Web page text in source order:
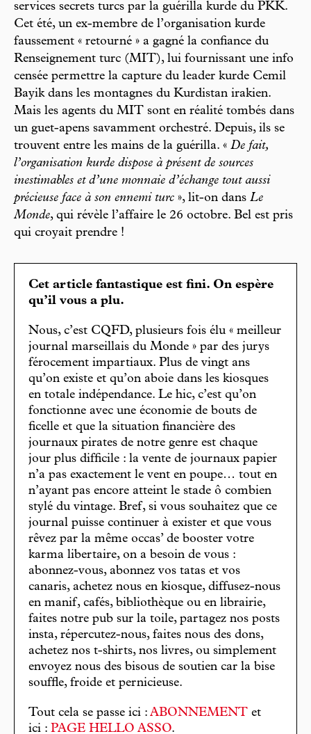
services secrets turcs par la guérilla kurde du PKK.
Cet été, un ex-membre de l’organisation kurde
faussement « retourné » a gagné la confiance du
Renseignement turc (MIT), lui fournissant une info
censée permettre la capture du leader kurde Cemil
Bayik dans les montagnes du Kurdistan irakien.
Mais les agents du MIT sont en réalité tombés dans
un guet-apens savamment orchestré. Depuis, ils se
trouvent entre les mains de la guérilla. « De fait,
l’organisation kurde dispose à présent de sources
inestimables et d’une monnaie d’échange tout aussi
précieuse face à son ennemi turc », lit-on dans Le
Monde, qui révèle l’affaire le 26 octobre. Bel est pris
qui croyait prendre !
Cet article fantastique est fini. On espère
qu’il vous a plu.
Nous, c’est CQFD, plusieurs fois élu « meilleur
journal marseillais du Monde » par des jurys
férocement impartiaux. Plus de vingt ans
qu’on existe et qu’on aboie dans les kiosques
en totale indépendance. Le hic, c’est qu’on
fonctionne avec une économie de bouts de
ficelle et que la situation financière des
journaux pirates de notre genre est chaque
jour plus difficile : la vente de journaux papier
n’a pas exactement le vent en poupe… tout en
n’ayant pas encore atteint le stade ô combien
stylé du vintage. Bref, si vous souhaitez que ce
journal puisse continuer à exister et que vous
rêvez par la même occas’ de booster votre
karma libertaire, on a besoin de vous :
abonnez-vous, abonnez vos tatas et vos
canaris, achetez nous en kiosque, diffusez-nous
en manif, cafés, bibliothèque ou en librairie,
faites notre pub sur la toile, partagez nos posts
insta, répercutez-nous, faites nous des dons,
achetez nos t-shirts, nos livres, ou simplement
envoyez nous des bisous de soutien car la bise
souffle, froide et pernicieuse.
Tout cela se passe ici : ABONNEMENT et
ici : PAGE HELLO ASSO.